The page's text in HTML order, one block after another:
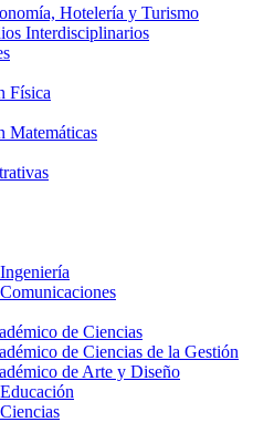
Hotelería y Turismo
Interdisciplinarios
Física
Matemáticas
de Ciencias
de Ciencias de la Gestión
de Arte y Diseño